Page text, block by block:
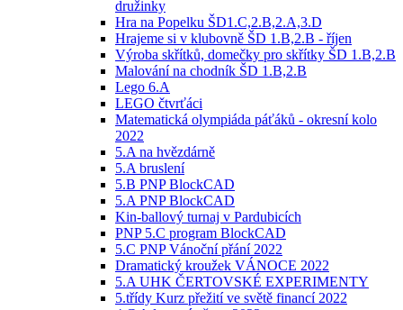
družinky
Hra na Popelku ŠD1.C,2.B,2.A,3.D
Hrajeme si v klubovně ŠD 1.B,2.B - říjen
Výroba skřítků, domečky pro skřítky ŠD 1.B,2.B
Malování na chodník ŠD 1.B,2.B
Lego 6.A
LEGO čtvrťáci
Matematická olympiáda páťáků - okresní kolo
2022
5.A na hvězdárně
5.A bruslení
5.B PNP BlockCAD
5.A PNP BlockCAD
Kin-ballový turnaj v Pardubicích
PNP 5.C program BlockCAD
5.C PNP Vánoční přání 2022
Dramatický kroužek VÁNOCE 2022
5.A UHK ČERTOVSKÉ EXPERIMENTY
5.třídy Kurz přežití ve světě financí 2022